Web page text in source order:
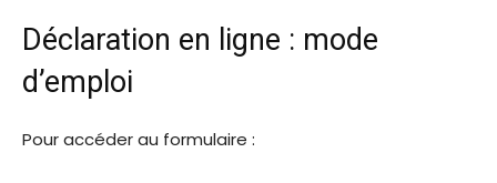
Déclaration en ligne : mode
d’emploi
Pour accéder au formulaire :